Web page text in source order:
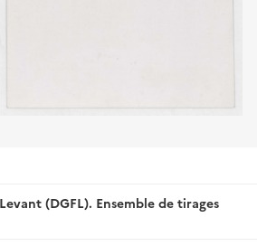
(DGFL). Ensemble de tirages